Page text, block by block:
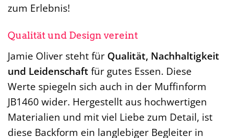
zum Erlebnis!
Qualität und Design vereint
Jamie Oliver steht für Qualität, Nachhaltigkeit
und Leidenschaft für gutes Essen. Diese
Werte spiegeln sich auch in der Muffinform
JB1460 wider. Hergestellt aus hochwertigen
Materialien und mit viel Liebe zum Detail, ist
diese Backform ein langlebiger Begleiter in